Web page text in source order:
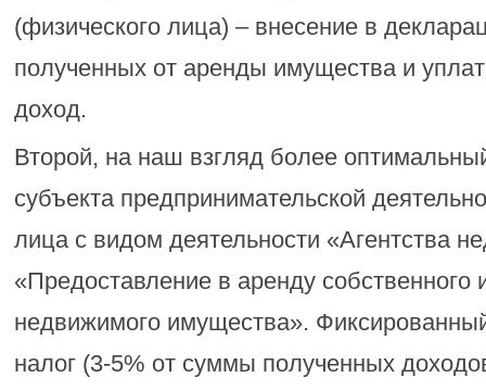
(физического лица) – внесение в
полученных от аренды имущества и
доход.
Второй, на наш взгляд более
субъекта предпринимательской
лица с видом деятельности «Агентства
«Предоставление в аренду собственного
недвижимого имущества».
налог (3-5% от суммы полученных